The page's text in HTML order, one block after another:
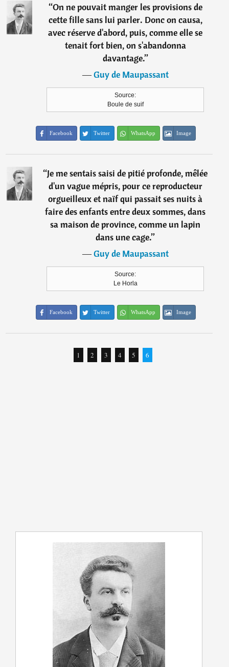
“On ne pouvait manger les provisions de
cette fille sans lui parler. Donc on causa,
avec réserve d'abord, puis, comme elle se
tenait fort bien, on s'abandonna
davantage.”
―Guy de Maupassant
Source:
Boule de suif
Facebook Twitter WhatsApp Image
“Je me sentais saisi de pitié profonde, mêlée
d'un vague mépris, pour ce reproducteur
orgueilleux et naïf qui passait ses nuits à
faire des enfants entre deux sommes, dans
sa maison de province, comme un lapin
dans une cage.”
―Guy de Maupassant
Source:
Le Horla
Facebook Twitter WhatsApp Image
1 2 3 4 5 6